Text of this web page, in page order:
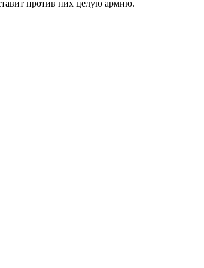
против них целую армию.